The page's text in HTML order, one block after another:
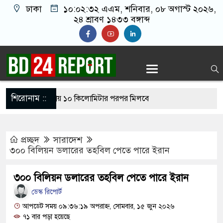
ঢাকা ১০:০২:৩৩ এএম, শনিবার, ০৮ অগাস্ট ২০২৬,
২৪ শ্রাবণ ১৪৩৩ বঙ্গাব্দ
শিরোনাম ::
মোকাবিলায় ১০ কিলোমিটার পরপর মিলবে
দিয়ে সমাজে বিশৃঙ্খলা না ছড়ানোর আহ্বান
আবার হাসিনা কার্ড খেলবেন, এভাবে সম্পর্ক
প্রচ্ছদ
সারাদেশ
৩০০ বিলিয়ন ডলারের তহবিল পেতে পারে ইরান
৩০০ বিলিয়ন ডলারের তহবিল পেতে পারে ইরান
ডেস্ক রিপোর্ট
আপডেট সময় ০৯:৩৬:১৯ অপরাহ্ন, সোমবার, ১৫ জুন ২০২৬
৭১ বার পড়া হয়েছে